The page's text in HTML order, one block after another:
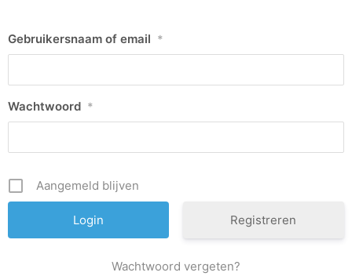
Gebruikersnaam of email *
Wachtwoord *
Aangemeld blijven
Registreren
Wachtwoord vergeten?